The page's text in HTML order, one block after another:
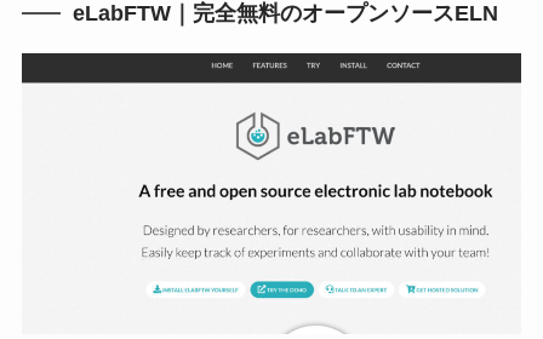
eLabFTW｜完全無料のオープンソースELN